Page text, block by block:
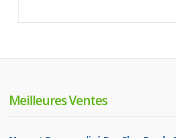
Meilleures Ventes